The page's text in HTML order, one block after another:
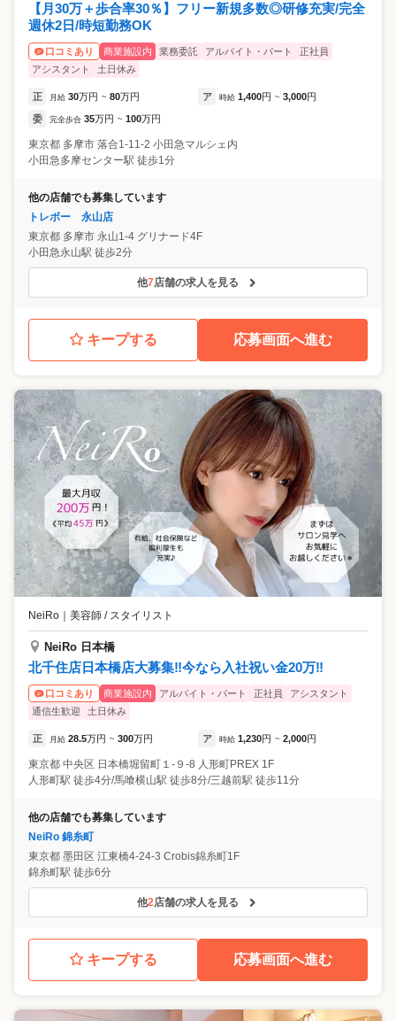
【月30万＋歩合率30％】フリー新規多数◎研修充実/完全
週休2日/時短勤務OK
口コミあり 商業施設内 業務委託 アルバイト・パート
正社員
アシスタント
土日休み
正 月給 30万円 ~ 80万円 ア 時給 1,400円 ~ 3,000円
委 完全歩合 35万円 ~ 100万円
東京都 多摩市 落合1-11-2 小田急マルシェ内
小田急多摩センター駅 徒歩1分
他の店舗でも募集しています
トレボー 永山店
東京都 多摩市 永山1-4 グリナード4F
小田急永山駅 徒歩2分
他7店舗の求人を見る
キープする 応募画面へ進む
NeiRo 美容師 / スタイリスト
NeiRo 日本橋
北千住店日本橋店大募集‼️今なら入社祝い金20万‼️
口コミあり 商業施設内 アルバイト・パート 正社員
アシスタント
通信生歓迎
土日休み
正 月給 28.5万円 ~ 300万円 ア 時給 1,230円 ~ 2,000円
東京都 中央区 日本橋堀留町１-９-8 人形町PREX 1F
人形町駅 徒歩4分/馬喰横山駅 徒歩8分/三越前駅 徒歩11分
他の店舗でも募集しています
NeiRo 錦糸町
東京都 墨田区 江東橋4-24-3 Crobis錦糸町1F
錦糸町駅 徒歩6分
他2店舗の求人を見る
キープする 応募画面へ進む